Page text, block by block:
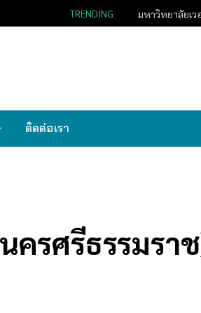
TRENDING มหาวิทยาลัยเ
ติดต่อเรา
ครศรีธรรมรา